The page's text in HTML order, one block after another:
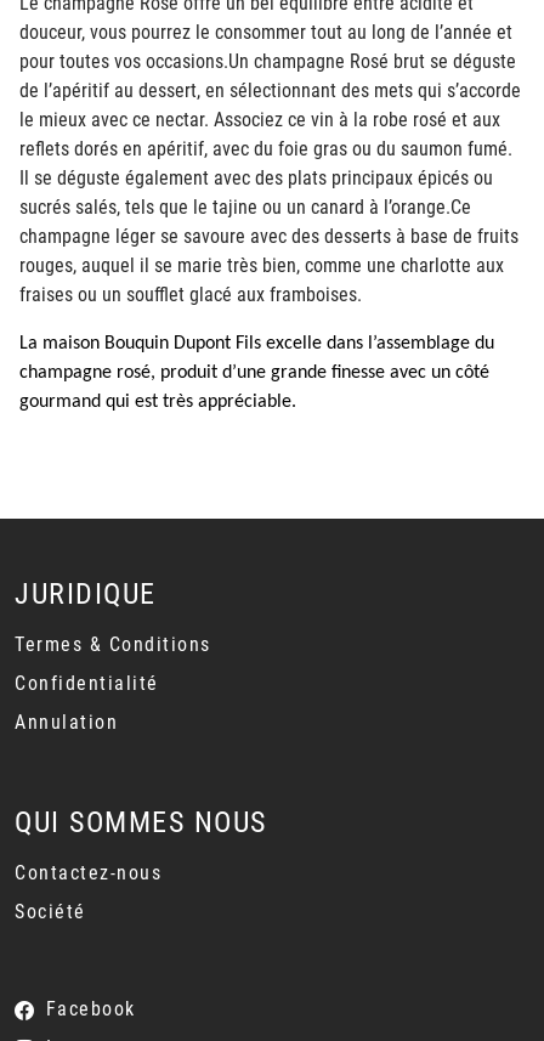
douceur, vous pourrez le consommer tout au long de l’année et
pour toutes vos occasions.Un champagne Rosé brut se déguste
de l’apéritif au dessert, en sélectionnant des mets qui s’accorde
le mieux avec ce nectar. Associez ce vin à la robe rosé et aux
reflets dorés en apéritif, avec du foie gras ou du saumon fumé.
Il se déguste également avec des plats principaux épicés ou
sucrés salés, tels que le tajine ou un canard à l’orange.Ce
champagne léger se savoure avec des desserts à base de fruits
rouges, auquel il se marie très bien, comme une charlotte aux
fraises ou un soufflet glacé aux framboises.
La maison Bouquin Dupont Fils excelle dans l’assemblage du
champagne rosé, produit d’une grande finesse avec un côté
gourmand qui est très appréciable.
JURIDIQUE
Termes & Conditions
Confidentialité
Annulation
QUI SOMMES NOUS
Contactez-nous
Société
Facebook